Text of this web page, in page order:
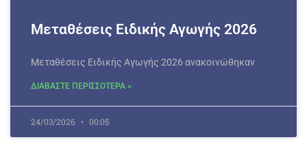
Μεταθέσεις Ειδικής Αγωγής 2026
Μεταθέσεις Ειδικής Αγωγής 2026 ανακοινώθηκαν
ΔΙΑΒΑΣΤΕ ΠΕΡΙΣΣΟΤΕΡΑ »
24/03/2026 00:05